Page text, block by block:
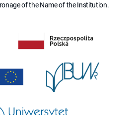
of the Name of the Institution.